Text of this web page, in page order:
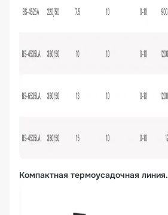
Компактная термоусадочная линия.